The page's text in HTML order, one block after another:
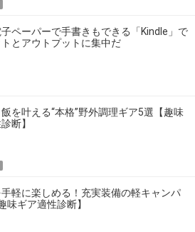
ペーパーで手書きもできる「Kindle」で
とアウトプットに集中だ
を叶える“本格”野外調理ギア5選【趣味
断】
軽に楽しめる！充実装備の軽キャンパ
味ギア適性診断】